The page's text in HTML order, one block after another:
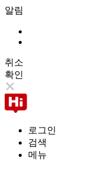
알림
취소
확인
로그인
검색
메뉴